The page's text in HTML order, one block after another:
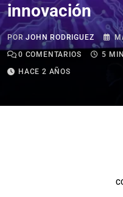
innovación
PORJOHN RODRIGUEZ
0 COMENTARIOS 5
HACE 2 AÑOS